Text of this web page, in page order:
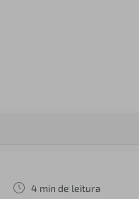
4 min de leitura